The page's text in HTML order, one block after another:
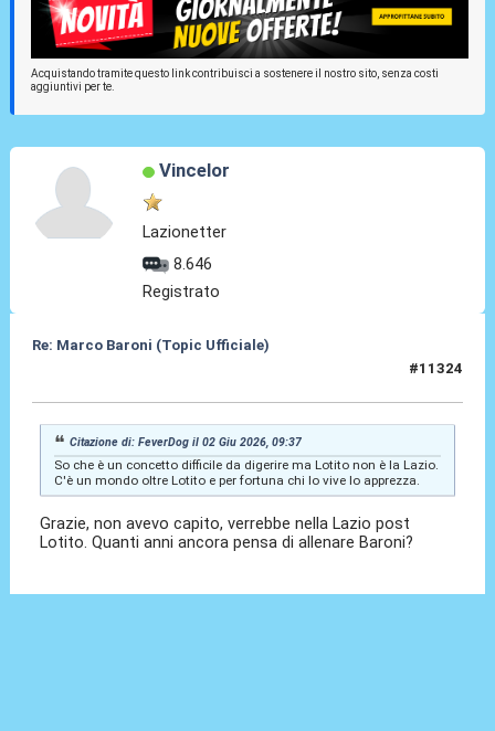
Acquistando tramite questo link contribuisci a sostenere il nostro sito, senza costi
aggiuntivi per te.
Vincelor
Lazionetter
8.646
Registrato
Re: Marco Baroni (Topic Ufficiale)
#11324
Citazione di: FeverDog il 02 Giu 2026, 09:37
So che è un concetto difficile da digerire ma Lotito non è la Lazio.
C'è un mondo oltre Lotito e per fortuna chi lo vive lo apprezza.
Grazie, non avevo capito, verrebbe nella Lazio post
Lotito. Quanti anni ancora pensa di allenare Baroni?